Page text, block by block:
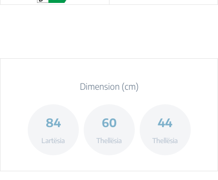
Dimension (cm)
84
Lartësia
60
Thellësia
44
Thellësia